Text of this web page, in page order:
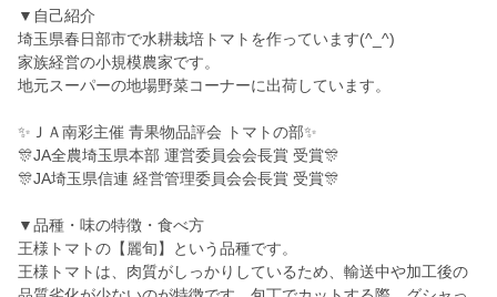
▼自己紹介
埼玉県春日部市で水耕栽培トマトを作っています(^_^)
家族経営の小規模農家です。
地元スーパーの地場野菜コーナーに出荷しています。
✨ＪＡ南彩主催 青果物品評会 トマトの部✨
🎊JA全農埼玉県本部 運営委員会会長賞 受賞🎊
🎊JA埼玉県信連 経営管理委員会会長賞 受賞🎊
▼品種・味の特徴・食べ方
王様トマトの【麗旬】という品種です。
王様トマトは、肉質がしっかりしているため、輸送中や加工後の